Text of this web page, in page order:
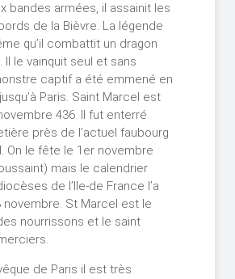
bandes armées, il assainit les
de la Bièvre. La légende
qu’il combattit un dragon
Il le vainquit seul et sans
captif a été emmené en
Paris. Saint Marcel est
436. Il fut enterré
près de l’actuel faubourg
On le fête le 1er novembre
mais le calendrier
de l’Ile-de France l’a
novembre. St Marcel est le
nourrissons et le saint
de Paris il est très